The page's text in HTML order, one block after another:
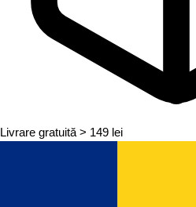
Livrare gratuită > 149 lei